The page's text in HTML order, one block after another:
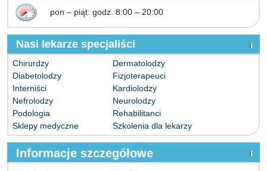
pon – piąt: godz. 8:00 – 20:00
Nasi lekarze specjaliści
Chirurdzy
Dermatolodzy
Diabetolodzy
Fizjoterapeuci
Interniści
Kardiolodzy
Nefrolodzy
Neurolodzy
Podologia
Rehabilitanci
Sklepy medyczne
Szkolenia dla lekarzy
Informacje szczegółowe